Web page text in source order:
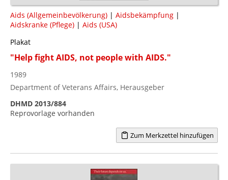
Aids (Allgemeinbevölkerung) | Aidsbekämpfung |
Aidskranke (Pflege) | Aids (USA)
Plakat
"Help fight AIDS, not people with AIDS."
1989
Department of Veterans Affairs, Herausgeber
DHMD 2013/884
Reprovorlage vorhanden
Zum Merkzettel hinzufügen